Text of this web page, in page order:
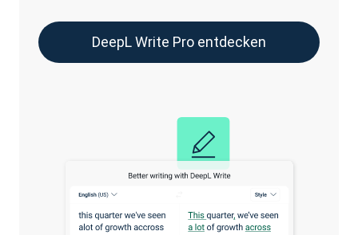
DeepL Write Pro entdecken